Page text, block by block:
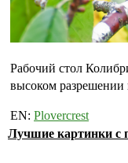
Рабочий стол
высоком разрешении
EN: Plovercrest
Лучшие картинки с